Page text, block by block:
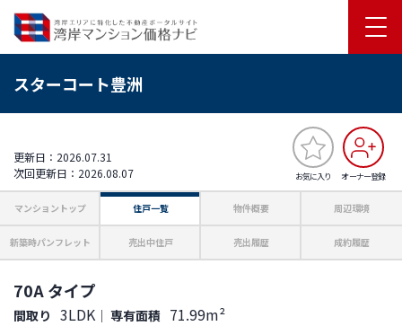
スターコート豊洲
お気に入り オーナー登録
更新日：2026.07.31
次回更新日：2026.08.07
マンショントップ 住戸一覧 物件概要 周辺環境
新築時パンフレット 売出中住戸 売出履歴 成約履歴
70A タイプ
間取り 3LDK ｜ 専有面積 71.99m²